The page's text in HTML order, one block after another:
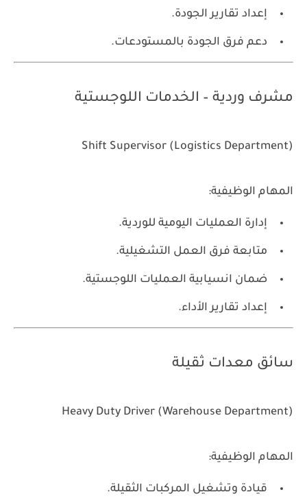
إعداد تقارير الجودة.
دعم فرق الجودة بالمستودعات.
مشرف وردية – الخدمات اللوجستية
Shift Supervisor (Logistics Department)
المهام الوظيفية:
إدارة العمليات اليومية للوردية.
متابعة فرق العمل التشغيلية.
ضمان انسيابية العمليات اللوجستية.
إعداد تقارير الأداء.
سائق معدات ثقيلة
Heavy Duty Driver (Warehouse Department)
المهام الوظيفية:
قيادة وتشغيل المركبات الثقيلة.